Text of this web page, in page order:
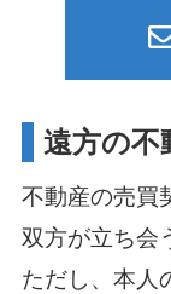
遠方の不
不動産の売買
双方が立ち会
ただし、本人